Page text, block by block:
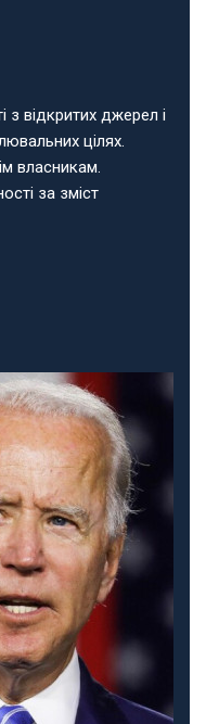
з відкритих джерел і
цілях.
власникам.
за зміст